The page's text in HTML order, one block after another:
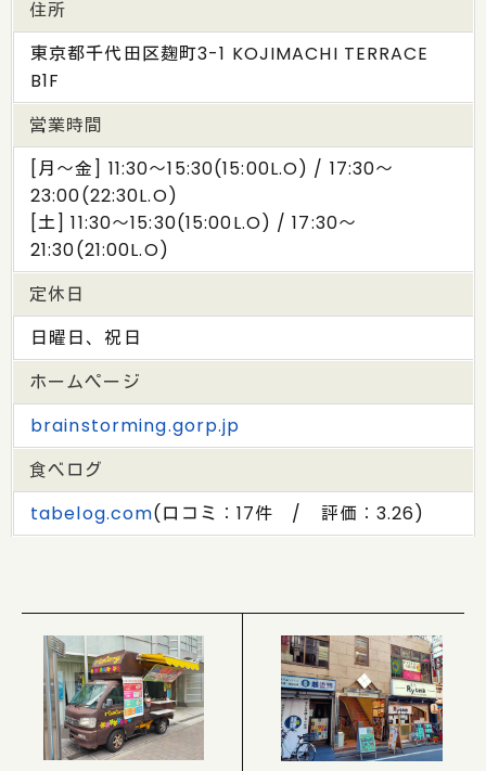
住所
東京都千代田区麹町3-1 KOJIMACHI TERRACE
B1F
営業時間
[月～金] 11:30～15:30(15:00L.O) / 17:30～
23:00(22:30L.O)
[土] 11:30～15:30(15:00L.O) / 17:30～
21:30(21:00L.O)
定休日
日曜日、祝日
ホームページ
brainstorming.gorp.jp
食べログ
tabelog.com(口コミ：17件 / 評価：3.26)